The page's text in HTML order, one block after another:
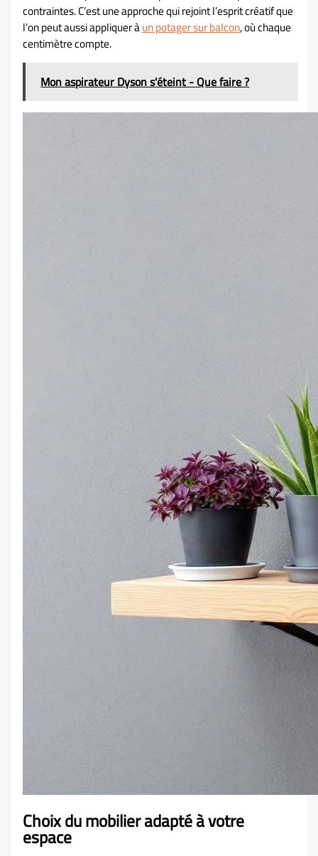
contraintes. C’est une approche qui rejoint l’esprit créatif que
l’on peut aussi appliquer àun potager sur balcon, où chaque
centimètre compte.
Mon aspirateur Dyson s'éteint - Que faire ?
Choix du mobilier adapté à votre
espace